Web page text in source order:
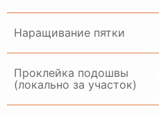
Наращивание пятки
Проклейка подошвы
(локально за участок)